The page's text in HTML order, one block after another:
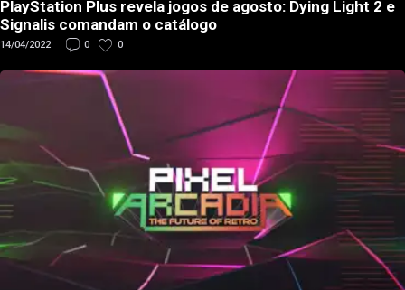
PlayStation Plus revela jogos de agosto: Dying Light 2 e
Signalis comandam o catálogo
14/04/2022 0 0